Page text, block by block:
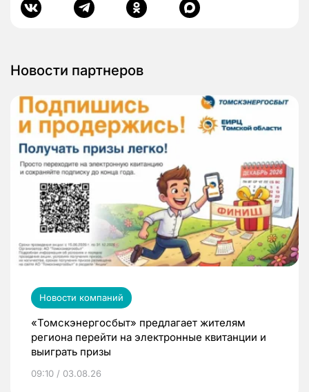
Новости партнеров
Новости компаний
«Томскэнергосбыт» предлагает жителям
региона перейти на электронные квитанции и
выиграть призы
09:10 / 03.08.26